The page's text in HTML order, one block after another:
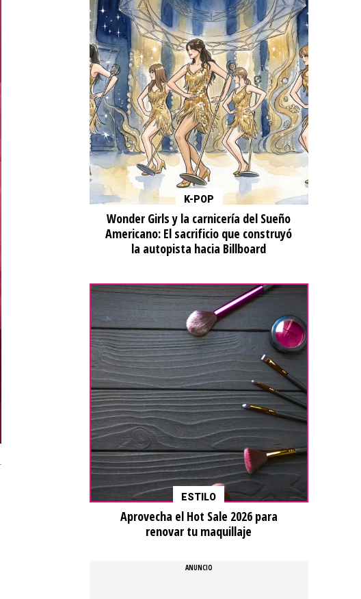
K-POP
Wonder Girls y la carnicería del Sueño
Americano: El sacrificio que construyó
la autopista hacia Billboard
ESTILO
Aprovecha el Hot Sale 2026 para
renovar tu maquillaje